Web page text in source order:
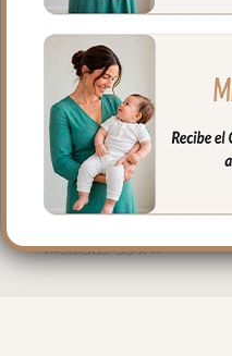
Puedes sacar el relleno
relleno es fibra hueca
buena transpiración.
Elige el tejido y la
que más te guste.
personalizarlo con el
Elige el color de los
tipografía para el
Medidas: 35 x 11